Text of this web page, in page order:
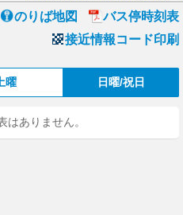
のりば地図
バス停時刻表
接近情報コード印刷
曜 日曜/祝日
はありません。